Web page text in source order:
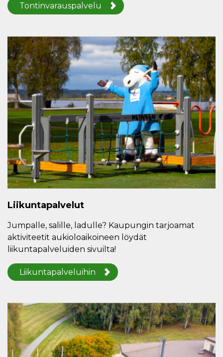
Tontinvarauspalvelu
Liikuntapalvelut
Jumpalle, salille, ladulle? Kaupungin tarjoamat
aktiviteetit aukioloaikoineen löydät
liikuntapalveluiden sivuilta!
Liikuntapalveluihin